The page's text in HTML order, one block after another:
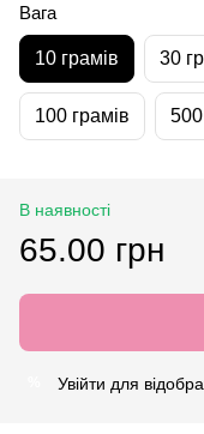
Вага
10 грамів 30
100 грамів 500
В наявності
65.00 грн
Увійти для